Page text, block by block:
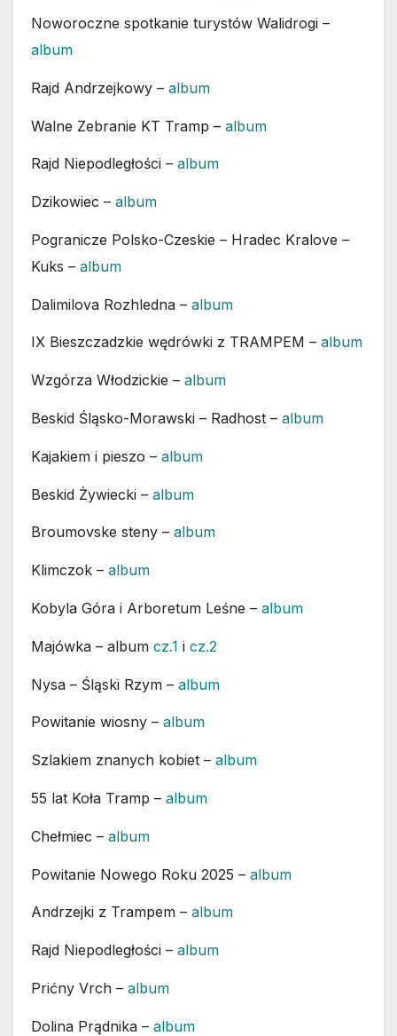
Noworoczne spotkanie turystów Walidrogi –
album
Rajd Andrzejkowy – album
Walne Zebranie KT Tramp – album
Rajd Niepodległości – album
Dzikowiec – album
Pogranicze Polsko-Czeskie – Hradec Kralove –
Kuks – album
Dalimilova Rozhledna – album
IX Bieszczadzkie wędrówki z TRAMPEM – album
Wzgórza Włodzickie – album
Beskid Śląsko-Morawski – Radhost – album
Kajakiem i pieszo – album
Beskid Żywiecki – album
Broumovske steny – album
Klimczok – album
Kobyla Góra i Arboretum Leśne – album
Majówka – album cz.1 i cz.2
Nysa – Śląski Rzym – album
Powitanie wiosny – album
Szlakiem znanych kobiet – album
55 lat Koła Tramp – album
Chełmiec – album
Powitanie Nowego Roku 2025 – album
Andrzejki z Trampem – album
Rajd Niepodległości – album
Prićny Vrch – album
Dolina Prądnika – album